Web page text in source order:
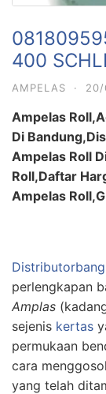
400
AMPELAS · 20/
Ampelas
Di
Ampelas Roll
Roll,Daftar
Ampelas
perlengkapan
Amplas
sejenis kertas
permukaan
cara
yang telah